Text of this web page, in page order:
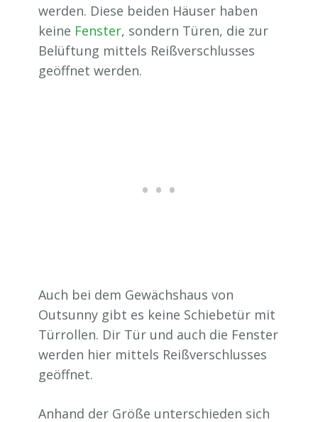
werden. Diese beiden Häuser haben
keine Fenster, sondern Türen, die zur
Belüftung mittels Reißverschlusses
geöffnet werden.
Auch bei dem Gewächshaus von
Outsunny gibt es keine Schiebetür mit
Türrollen. Dir Tür und auch die Fenster
werden hier mittels Reißverschlusses
geöffnet.
Anhand der Größe unterschieden sich